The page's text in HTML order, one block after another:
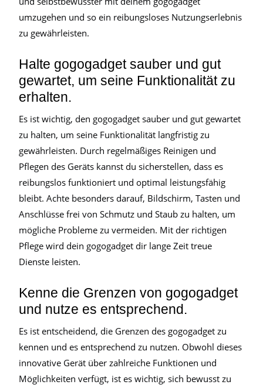
umzugehen und so ein reibungsloses Nutzungserlebnis
zu gewährleisten.
Halte gogogadget sauber und gut
gewartet, um seine Funktionalität zu
erhalten.
Es ist wichtig, den gogogadget sauber und gut gewartet
zu halten, um seine Funktionalität langfristig zu
gewährleisten. Durch regelmäßiges Reinigen und
Pflegen des Geräts kannst du sicherstellen, dass es
reibungslos funktioniert und optimal leistungsfähig
bleibt. Achte besonders darauf, Bildschirm, Tasten und
Anschlüsse frei von Schmutz und Staub zu halten, um
mögliche Probleme zu vermeiden. Mit der richtigen
Pflege wird dein gogogadget dir lange Zeit treue
Dienste leisten.
Kenne die Grenzen von gogogadget
und nutze es entsprechend.
Es ist entscheidend, die Grenzen des gogogadget zu
kennen und es entsprechend zu nutzen. Obwohl dieses
innovative Gerät über zahlreiche Funktionen und
Möglichkeiten verfügt, ist es wichtig, sich bewusst zu